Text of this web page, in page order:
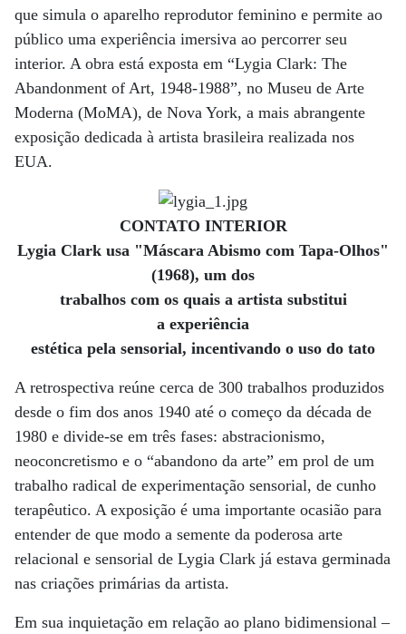
que simula o aparelho reprodutor feminino e permite ao
público uma experiência imersiva ao percorrer seu
interior. A obra está exposta em “Lygia Clark: The
Abandonment of Art, 1948-1988”, no Museu de Arte
Moderna (MoMA), de Nova York, a mais abrangente
exposição dedicada à artista brasileira realizada nos
EUA.
CONTATO INTERIOR
Lygia Clark usa "Máscara Abismo com Tapa-Olhos"
(1968), um dos
trabalhos com os quais a artista substitui
a experiência
estética pela sensorial, incentivando o uso do tato
A retrospectiva reúne cerca de 300 trabalhos produzidos
desde o fim dos anos 1940 até o começo da década de
1980 e divide-se em três fases: abstracionismo,
neoconcretismo e o “abandono da arte” em prol de um
trabalho radical de experimentação sensorial, de cunho
terapêutico. A exposição é uma importante ocasião para
entender de que modo a semente da poderosa arte
relacional e sensorial de Lygia Clark já estava germinada
nas criações primárias da artista.
Em sua inquietação em relação ao plano bidimensional –